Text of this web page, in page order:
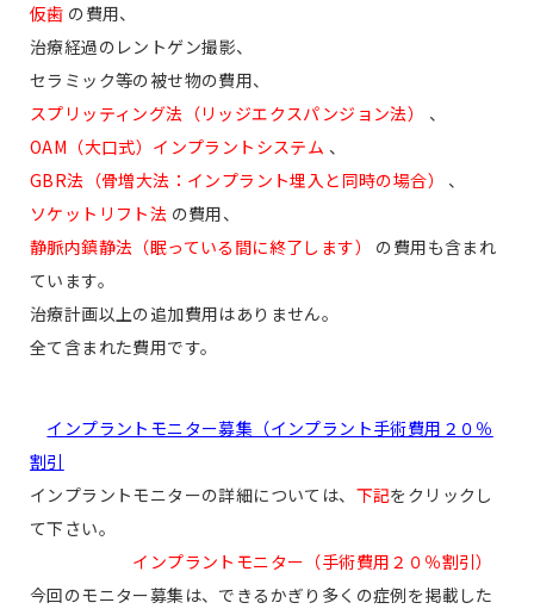
仮歯 の費用、
治療経過のレントゲン撮影、
セラミック等の被せ物の費用、
スプリッティング法（リッジエクスパンジョン法）
、
OAM（大口式）インプラントシステム 、
GBR法（骨増大法：インプラント埋入と同時の場合）
、
ソケットリフト法 の費用、
静脈内鎮静法（眠っている間に終了します）
の費用も含まれ
ています。
治療計画以上の追加費用はありません。
全て含まれた費用です。
インプラントモニター募集（インプラント手術費用２０％
割引
インプラントモニターの詳細については、 下記をクリックし
て下さい。
インプラントモニター（手術費用２０％割引）
今回のモニター募集は、できるかぎり多くの症例を掲載した